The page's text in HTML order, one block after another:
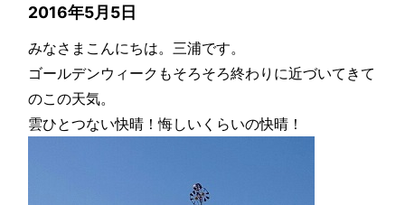
2016年5月5日
みなさまこんにちは。三浦です。
ゴールデンウィークもそろそろ終わりに近づいてきて
のこの天気。
雲ひとつない快晴！悔しいくらいの快晴！